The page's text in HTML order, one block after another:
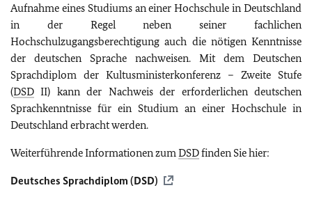
Aufnahme eines Studiums an einer Hochschule in Deutschland
in der Regel neben seiner fachlichen
Hochschulzugangsberechtigung auch die nötigen Kenntnisse
der deutschen Sprache nachweisen. Mit dem Deutschen
Sprachdiplom der Kultusministerkonferenz – Zweite Stufe
(DSD II) kann der Nachweis der erforderlichen deutschen
Sprachkenntnisse für ein Studium an einer Hochschule in
Deutschland erbracht werden.
Weiterführende Informationen zum DSDfinden Sie hier:
Deutsches Sprachdiplom (DSD)